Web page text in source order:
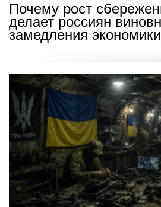
Почему рост
делает россиян
замедления экономики